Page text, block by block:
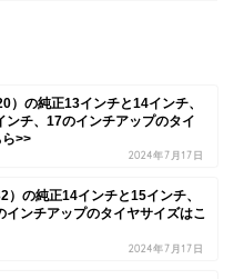
）の純正13インチと14インチ、
ンチ、17のインチアップのタイ
>>
2024年7月17日
）の純正14インチと15インチ、
インチアップのタイヤサイズはこ
2024年7月17日